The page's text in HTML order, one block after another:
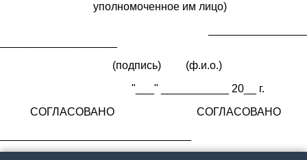
уполномоченное им лицо)
(подпись) (ф.и.о.)
"___" ___________ 20__ г.
СОГЛАСОВАНО СОГЛАСОВАНО
______________________________